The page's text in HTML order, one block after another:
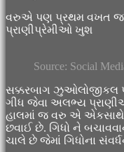
વરુએ પણ પ્રથમ વખત
પ્રાણીપ્રેમીઓ ખુશ
Social
સક્કરબાગ ઝુઓલોજીકલ
ગીધ જેવા અલભ્ય
હાલમાં જ વરુ એ એકસાથે
છવાઈ છે. ગિધો ને
ચાલે છે જેમાં ગિધોના